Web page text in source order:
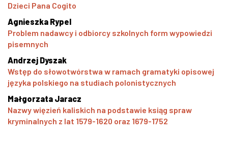
Dzieci Pana Cogito
Agnieszka Rypel
Problem nadawcy i odbiorcy szkolnych form wypowiedzi
pisemnych
Andrzej Dyszak
Wstęp do słowotwórstwa w ramach gramatyki opisowej
języka polskiego na studiach polonistycznych
Małgorzata Jaracz
Nazwy więzień kaliskich na podstawie ksiąg spraw
kryminalnych z lat 1579-1620 oraz 1679-1752